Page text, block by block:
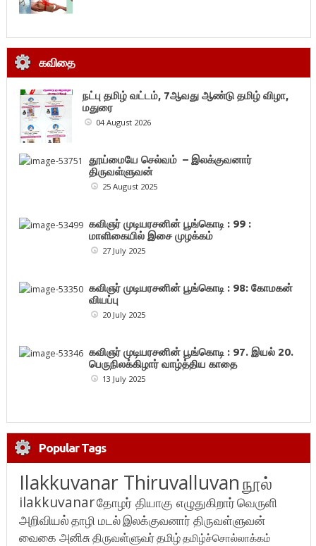
கவிதை
நட்பு தமிழ் வட்டம், 7ஆவது ஆண்டு தமிழ் விழா,
மதுரை
04 August 2026
தூய்மையே செல்வம் – இலக்குவனார்
திருவள்ளுவன்
25 August 2025
கவிஞர் முடியரசனின் பூங்கொடி : 99 :
மாளிகையில் இசை முழக்கம்
27 July 2025
கவிஞர் முடியரசனின் பூங்கொடி : 98: கோமகன்
வியப்பு
20 July 2025
கவிஞர் முடியரசனின் பூங்கொடி : 97. இயல் 20.
பெருநிலக்கிழார் வாழ்த்திய காதை
13 July 2025
Popular Tags
Ilakkuvanar Thiruvalluvanநூல்
ilakkuvanarதோழர் தியாகு எழுதுகிறார்வெருளி
அறிவியல்தாழி மடல்இலக்குவனார் திருவள்ளுவன்
வைகை அனிசுதிருவள்ளுவர்தமிழ்தமிழ்ச்சொல்லாக்கம்